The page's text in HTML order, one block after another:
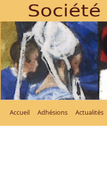
Accueil Adhésions Actualités